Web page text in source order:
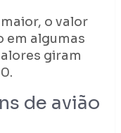
o valor
em algumas
giram
de avião